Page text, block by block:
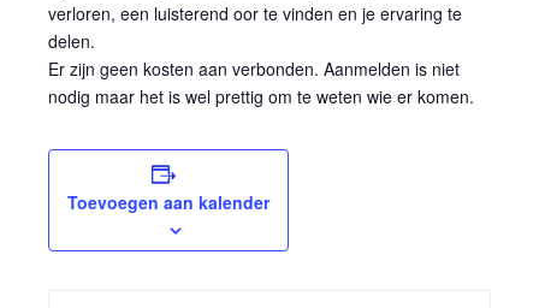
verloren, een luisterend oor te vinden en je ervaring te
delen.
Er zijn geen kosten aan verbonden. Aanmelden is niet
nodig maar het is wel prettig om te weten wie er komen.
Toevoegen aan kalender